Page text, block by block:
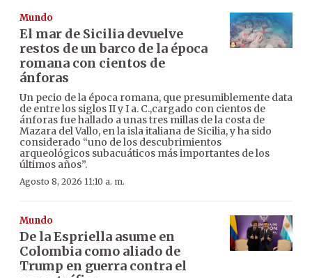
Mundo
El mar de Sicilia devuelve
restos de un barco de la época
romana con cientos de
ánforas
Un pecio de la época romana, que presumiblemente data
de entre los siglos II y I a. C.,cargado con cientos de
ánforas fue hallado a unas tres millas de la costa de
Mazara del Vallo, en la isla italiana de Sicilia, y ha sido
considerado “uno de los descubrimientos
arqueológicos subacuáticos más importantes de los
últimos años”.
Agosto 8, 2026 11:10 a. m.
Mundo
De la Espriella asume en
Colombia como aliado de
Trump en guerra contra el